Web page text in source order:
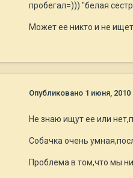
пробегал=))) "белая
Может ее никто и не
Опубликовано 1 июня, 2010
Не знаю ищут ее или
Собачка очень
Проблема в том,что мы